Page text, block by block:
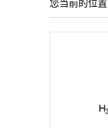
您当前的位置